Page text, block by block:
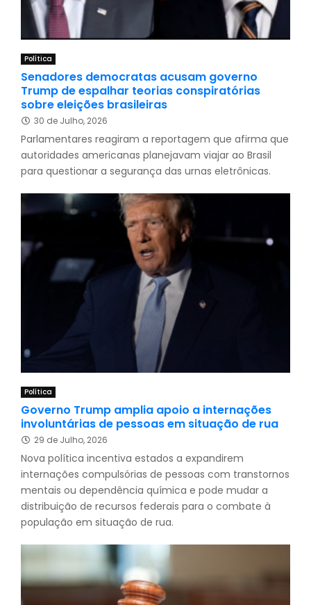
Política
Senadores democratas acusam governo
Trump de espalhar teorias conspiratórias
sobre eleições brasileiras
30 de Julho, 2026
Parlamentares reagiram a reportagem que afirma que
autoridades americanas planejavam viajar ao Brasil
para questionar a segurança das urnas eletrônicas.
Política
Governo Trump amplia apoio a internações
involuntárias de pessoas em situação de rua
29 de Julho, 2026
Nova política incentiva estados a expandirem
internações compulsórias de pessoas com transtornos
mentais ou dependência química e pode mudar a
distribuição de recursos federais para o combate à
população em situação de rua.